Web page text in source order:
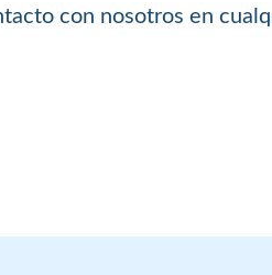
con nosotros en